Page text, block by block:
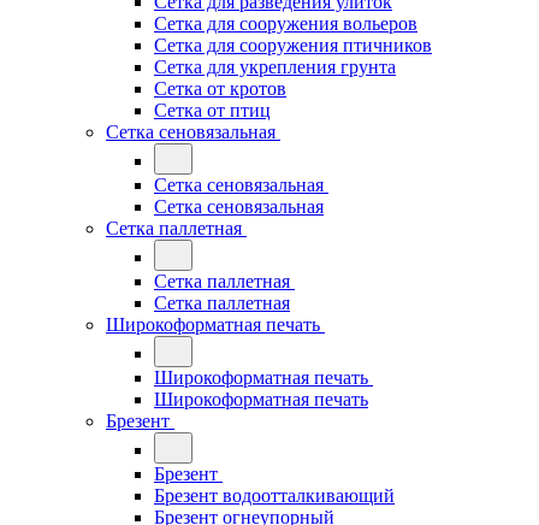
Сетка для сооружения вольеров
Сетка для сооружения птичников
Сетка для укрепления грунта
Сетка от кротов
Сетка от птиц
Сетка сеновязальная
Сетка сеновязальная
Сетка сеновязальная
Сетка паллетная
Сетка паллетная
Сетка паллетная
Широкоформатная печать
Широкоформатная печать
Широкоформатная печать
Брезент
Брезент
Брезент водоотталкивающий
Брезент огнеупорный